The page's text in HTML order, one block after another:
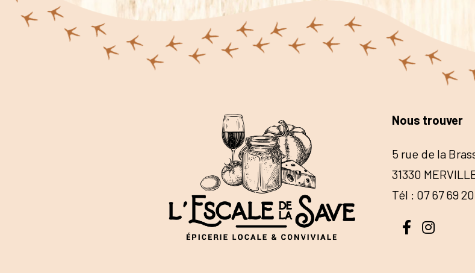
Nous trouver
5 rue de la
31330
Tél : 07 67 69 20